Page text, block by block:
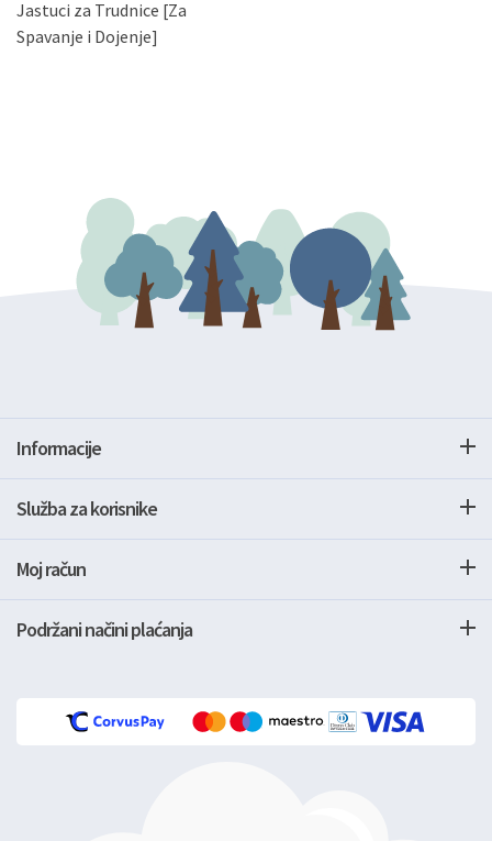
podataka. Opoziv privole možete podnijeti poštom na
gore navedenu adresu ili e-mailom na adresu:
Jastuci za Trudnice [Za
Spavanje i Dojenje]
Informacije
Služba za korisnike
Moj račun
Podržani načini plaćanja